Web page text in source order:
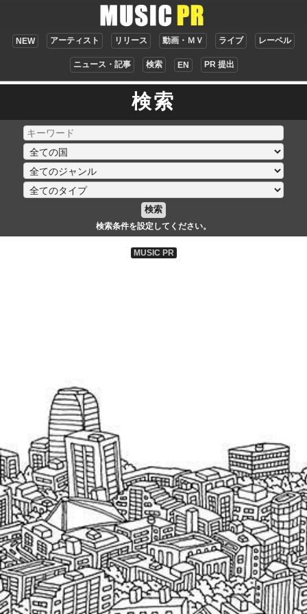
NEW アーティスト リリース 動画・ＭＶ ライブ レーベル
ニュース・記事 検索 EN PR 提出
検索
検索
検索条件を設定してください。
MUSIC PR